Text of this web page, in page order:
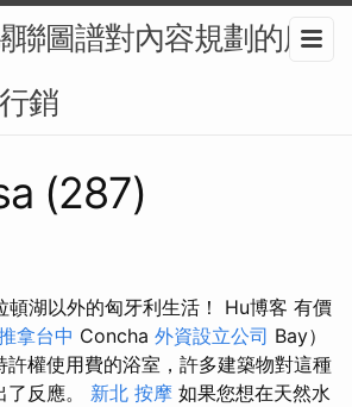
聯圖譜對內容規劃的應
銷
(287)
頓湖以外的匈牙利生活！ Hu博客 有價
拿台中 Concha 外資設立公司 Bay）
許權使用費的浴室，許多建築物對這種
反應。 新北 按摩 如果您想在天然水